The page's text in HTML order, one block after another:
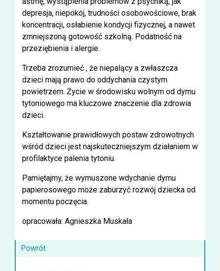
depresja, niepokój, trudności osobowościowe, brak
koncentracji, osłabienie kondycji fizycznej, a nawet
zmniejszoną gotowość szkolną. Podatność na
przeziębienia i alergie.
Trzeba zrozumieć , że niepalący a zwłaszcza
dzieci mają prawo do oddychania czystym
powietrzem. Życie w środowisku wolnym od dymu
tytoniowego ma kluczowe znaczenie dla zdrowia
dzieci.
Kształtowanie prawidłowych postaw zdrowotnych
wśród dzieci jest najskuteczniejszym działaniem w
profilaktyce palenia tytoniu.
Pamiętajmy, że wymuszone wdychanie dymu
papierosowego może zaburzyć rozwój dziecka od
momentu poczęcia.
opracowała: Agnieszka Muskała
Powrót